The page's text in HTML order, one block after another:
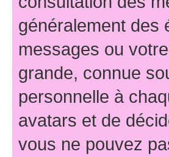
généralement des
messages ou
grande, connue
personnelle à
avatars et de
vous ne pouvez